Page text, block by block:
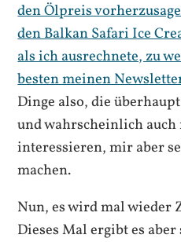
den Ölpreis
den Balkan Safari Ice
als ich ausrechnete, zu
besten meinen
Dinge also, die
und wahrscheinlich
interessieren, mir aber
machen.
Nun, es wird mal wieder
Dieses Mal ergibt es